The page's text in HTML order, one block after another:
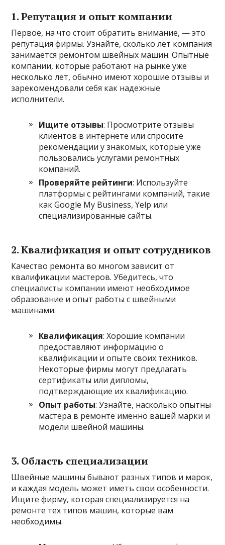
1. Репутация и опыт компании
Первое, на что стоит обратить внимание, — это
репутация фирмы. Узнайте, сколько лет компания
занимается ремонтом швейных машин. Опытные
компании, которые работают на рынке уже
несколько лет, обычно имеют хорошие отзывы и
зарекомендовали себя как надежные
исполнители.
Ищите отзывы: Просмотрите отзывы
клиентов в интернете или спросите
рекомендации у знакомых, которые уже
пользовались услугами ремонтных
компаний.
Проверяйте рейтинги: Используйте
платформы с рейтингами компаний, такие
как Google My Business, Yelp или
специализированные сайты.
2. Квалификация и опыт сотрудников
Качество ремонта во многом зависит от
квалификации мастеров. Убедитесь, что
специалисты компании имеют необходимое
образование и опыт работы с швейными
машинами.
Квалификация: Хорошие компании
предоставляют информацию о
квалификации и опыте своих техников.
Некоторые фирмы могут предлагать
сертификаты или дипломы,
подтверждающие их квалификацию.
Опыт работы: Узнайте, насколько опытны
мастера в ремонте именно вашей марки и
модели швейной машины.
3. Область специализации
Швейные машины бывают разных типов и марок,
и каждая модель может иметь свои особенности.
Ищите фирму, которая специализируется на
ремонте тех типов машин, которые вам
необходимы.